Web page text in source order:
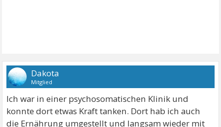
Dakota
Mitglied
Ich war in einer psychosomatischen Klinik und
konnte dort etwas Kraft tanken. Dort hab ich auch
die Ernährung umgestellt und langsam wieder mit